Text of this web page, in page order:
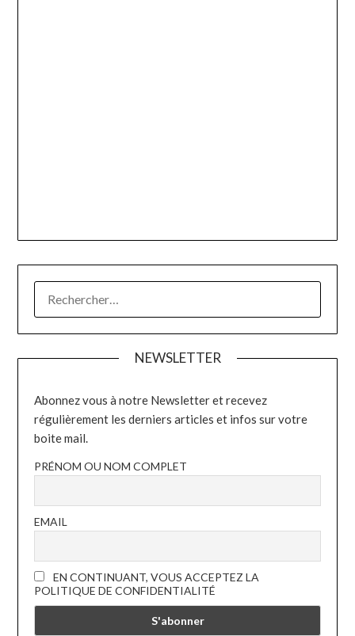
NEWSLETTER
Abonnez vous à notre Newsletter et recevez
régulièrement les derniers articles et infos sur votre
boite mail.
PRÉNOM OU NOM COMPLET
EMAIL
EN CONTINUANT, VOUS ACCEPTEZ LA
POLITIQUE DE CONFIDENTIALITÉ